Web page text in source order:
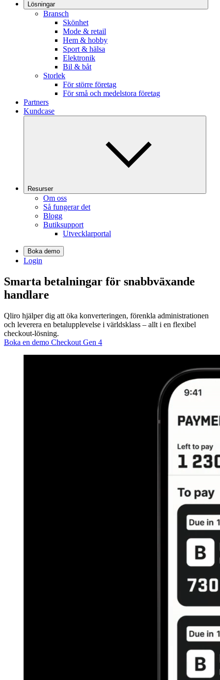
Lösningar
Bransch
Skönhet
Mode & retail
Hem & hobby
Sport & hälsa
Elektronik
Bil & båt
Storlek
För större företag
För små och medelstora företag
Partners
Kundcase
Resurser
Om oss
Så fungerar det
Blogg
Butiksupport
Utvecklarportal
Boka demo
Login
Smarta betalningar för snabbväxande
handlare
Qliro hjälper dig att öka konverteringen, förenkla administrationen
och leverera en betalupplevelse i världsklass – allt i en flexibel
checkout-lösning.
Boka en demo Checkout Gen 4